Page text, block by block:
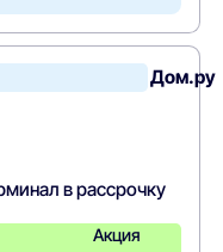
Дом.ру
в рассрочку
Акция